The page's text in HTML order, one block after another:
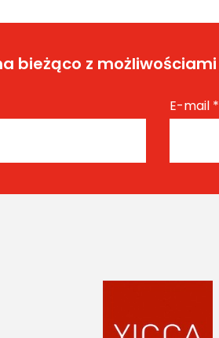
bieżąco z
E-mail *